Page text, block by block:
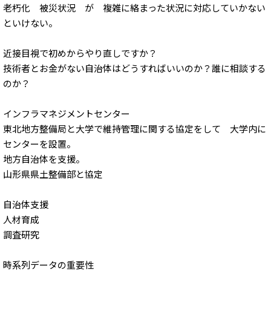
老朽化 被災状況 が 複雑に絡まった状況に対応していかない
といけない。
近接目視で初めからやり直しですか？
技術者とお金がない自治体はどうすればいいのか？誰に相談する
のか？
インフラマネジメントセンター
東北地方整備局と大学で維持管理に関する協定をして 大学内に
センターを設置。
地方自治体を支援。
山形県県土整備部と協定
自治体支援
人材育成
調査研究
時系列データの重要性